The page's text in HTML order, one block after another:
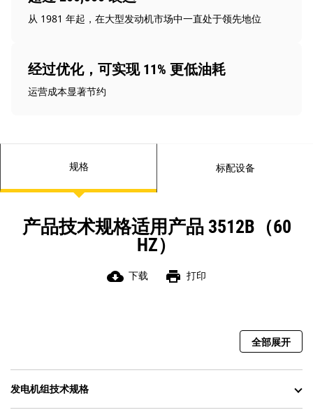
从 1981 年起，在大型发动机市场中一直处于领先地位
经过优化，可实现 11% 更低油耗
运营成本显著节约
规格 标配设备
产品技术规格适用产品 3512B（60
HZ）
cloud_download 下载 print 打印
全部展开
发电机组技术规格